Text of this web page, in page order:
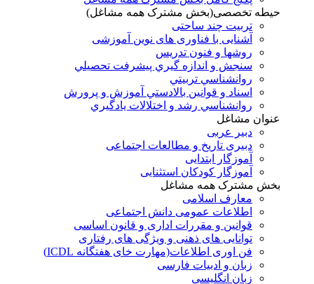
حیطه تخصصی(بخش مشترک همه مشاغل)
تربیت چند ساحتی
آشنایی با فناوری های نوین آموزشی
روشها و فنون تدريس
سنجش و اندازه گيري پيشرفت تحصيلي
روانشناسي تربيتي
اسناد و قوانين بالادستي آموزش و پرورش
روانشناسي رشد و اختلالات يادگيري
عنوان مشاغل
دبير عربی
دبیری تاریخ و مطالعات اجتماعی
آموزگار ابتدایی
آموزگار کودکان استثنایی
بخش مشترک همه مشاغل
معارف اسلامی
اطلاعات عمومی دانش اجتماعی
قوانین و مقررات اداری و قانون اساسی
توانایی های ذهنی و ویژگی های رفتاری
فن اوری اطلاعات(مهارت خای هفتگانه ICDL)
زبان و ادبیات فارسی
زبان انگلیسی